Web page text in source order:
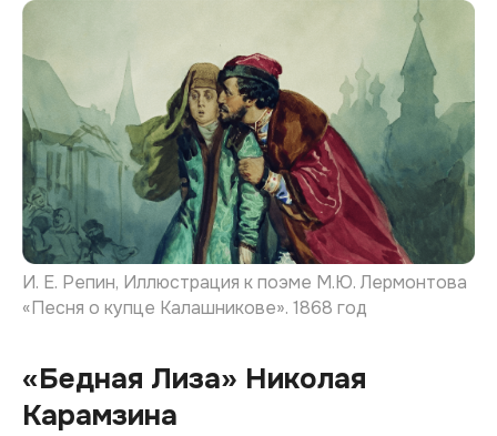
И. Е. Репин, Иллюстрация к поэме М.Ю. Лермонтова
«Песня о купце Калашникове». 1868 год
«Бедная Лиза» Николая
Карамзина